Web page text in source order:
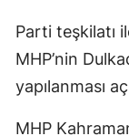
Parti teşkilatı
MHP’nin
yapılanması
MHP